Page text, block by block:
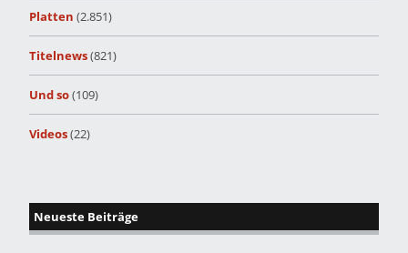
Platten (2.851)
Titelnews(821)
Und so(109)
Videos(22)
Neueste Beiträge